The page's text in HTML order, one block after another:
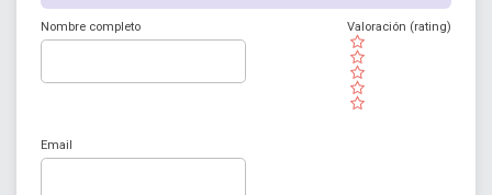
Nombre completo
( )
( )
( )
( )
( )
Valoración (rating)
Email